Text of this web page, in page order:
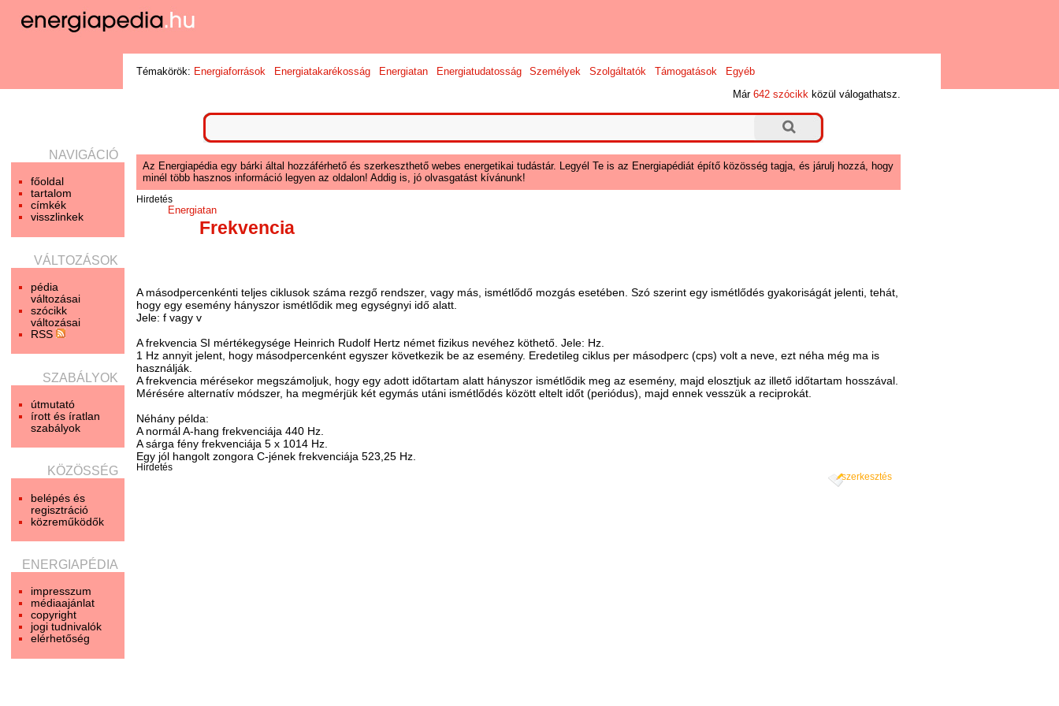
NAVIGÁCIÓ
főoldal
tartalom
címkék
visszlinkek
VÁLTOZÁSOK
pédia
változásai
szócikk
változásai
RSS
SZABÁLYOK
útmutató
írott és íratlan
szabályok
KÖZÖSSÉG
belépés és
regisztráció
közreműködők
ENERGIAPÉDIA
impresszum
médiaajánlat
copyright
jogi tudnivalók
elérhetőség
Témakörök: Energiaforrások Energiatakarékosság Energiatan Energiatudatosság Személyek Szolgáltatók Támogatások
Egyéb
Már642 szócikk közül válogathatsz.
Az Energiapédia egy bárki által hozzáférhető és szerkeszthető webes energetikai tudástár. Legyél Te is az Energiapédiát építő közösség tagja, és járulj hozzá, hogy
minél több hasznos információ legyen az oldalon! Addig is, jó olvasgatást kívánunk!
Hirdetés
Energiatan
Frekvencia
A másodpercenkénti teljes ciklusok száma rezgő rendszer, vagy más, ismétlődő mozgás esetében. Szó szerint egy ismétlődés gyakoriságát jelenti, tehát,
hogy egy esemény hányszor ismétlődik meg egységnyi idő alatt.
Jele: f vagy v
A frekvencia SI mértékegysége Heinrich Rudolf Hertz német fizikus nevéhez köthető. Jele: Hz.
1 Hz annyit jelent, hogy másodpercenként egyszer következik be az esemény. Eredetileg ciklus per másodperc (cps) volt a neve, ezt néha még ma is
használják.
A frekvencia mérésekor megszámoljuk, hogy egy adott időtartam alatt hányszor ismétlődik meg az esemény, majd elosztjuk az illető időtartam hosszával.
Mérésére alternatív módszer, ha megmérjük két egymás utáni ismétlődés között eltelt időt (periódus), majd ennek vesszük a reciprokát.
Néhány példa:
A normál A-hang frekvenciája 440 Hz.
A sárga fény frekvenciája 5 x 1014 Hz.
Egy jól hangolt zongora C-jének frekvenciája 523,25 Hz.
szerkesztés
Hirdetés